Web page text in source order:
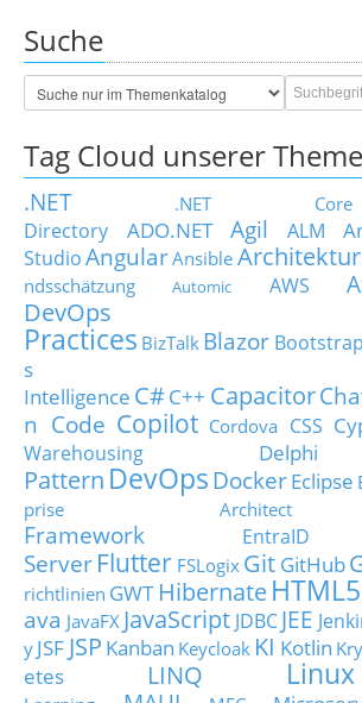
Suche
Tag Cloud unserer
.NET .NET Core
Directory
ADO.NET Agil ALM
StudioAngularAnsible Architektur
ndsschätzung
Automic AWS
DevOps
Practices BizTalk Blazor Bootstrap
s
Intelligence C#C++ Capacitor
n Code Copilot Cordova CSS
Warehousing
Delphi
Pattern DevOps DockerEclipse
prise Architect
Framework
EntraID
Server Flutter FSLogix Git GitHub
richtlinien GWT HibernateHTML5
ava JavaFX JavaScript JDBC JEE
y JSF JSP Kanban Keycloak KI Kotlin
etes
LINQ Linux